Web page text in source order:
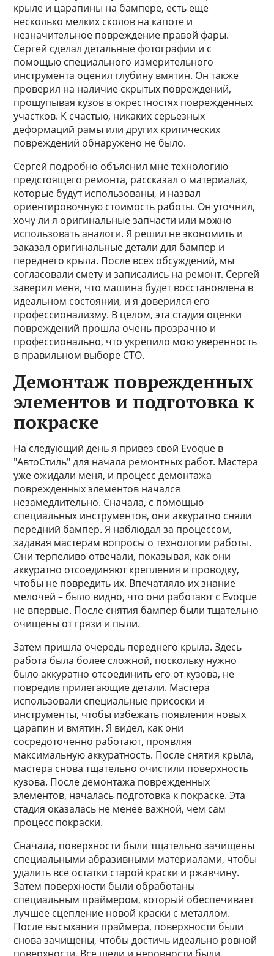
крыле и царапины на бампере, есть еще
несколько мелких сколов на капоте и
незначительное повреждение правой фары.
Сергей сделал детальные фотографии и с
помощью специального измерительного
инструмента оценил глубину вмятин. Он также
проверил на наличие скрытых повреждений,
прощупывая кузов в окрестностях поврежденных
участков. К счастью, никаких серьезных
деформаций рамы или других критических
повреждений обнаружено не было.
Сергей подробно объяснил мне технологию
предстоящего ремонта, рассказал о материалах,
которые будут использованы, и назвал
ориентировочную стоимость работы. Он уточнил,
хочу ли я оригинальные запчасти или можно
использовать аналоги. Я решил не экономить и
заказал оригинальные детали для бампер и
переднего крыла. После всех обсуждений, мы
согласовали смету и записались на ремонт. Сергей
заверил меня, что машина будет восстановлена в
идеальном состоянии, и я доверился его
профессионализму. В целом, эта стадия оценки
повреждений прошла очень прозрачно и
профессионально, что укрепило мою уверенность
в правильном выборе СТО.
Демонтаж поврежденных
элементов и подготовка к
покраске
На следующий день я привез свой Evoque в
"АвтоСтиль" для начала ремонтных работ. Мастера
уже ожидали меня, и процесс демонтажа
поврежденных элементов начался
незамедлительно. Сначала, с помощью
специальных инструментов, они аккуратно сняли
передний бампер. Я наблюдал за процессом,
задавая мастерам вопросы о технологии работы.
Они терпеливо отвечали, показывая, как они
аккуратно отсоединяют крепления и проводку,
чтобы не повредить их. Впечатляло их знание
мелочей – было видно, что они работают с Evoque
не впервые. После снятия бампер были тщательно
очищены от грязи и пыли.
Затем пришла очередь переднего крыла. Здесь
работа была более сложной, поскольку нужно
было аккуратно отсоединить его от кузова, не
повредив прилегающие детали. Мастера
использовали специальные присоски и
инструменты, чтобы избежать появления новых
царапин и вмятин. Я видел, как они
сосредоточенно работают, проявляя
максимальную аккуратность. После снятия крыла,
мастера снова тщательно очистили поверхность
кузова. После демонтажа поврежденных
элементов, началась подготовка к покраске. Эта
стадия оказалась не менее важной, чем сам
процесс покраски.
Сначала, поверхности были тщательно зачищены
специальными абразивными материалами, чтобы
удалить все остатки старой краски и ржавчину.
Затем поверхности были обработаны
специальным праймером, который обеспечивает
лучшее сцепление новой краски с металлом.
После высыхания праймера, поверхности были
снова зачищены, чтобы достичь идеально ровной